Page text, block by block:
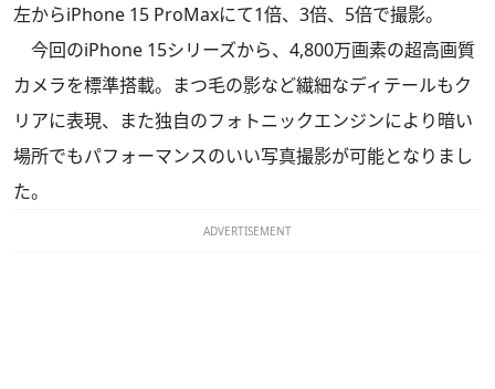
左からiPhone 15 ProMaxにて1倍、3倍、5倍で撮影。
今回のiPhone 15シリーズから、4,800万画素の超高画質
カメラを標準搭載。まつ毛の影など繊細なディテールもク
リアに表現、また独自のフォトニックエンジンにより暗い
場所でもパフォーマンスのいい写真撮影が可能となりまし
た。
ADVERTISEMENT